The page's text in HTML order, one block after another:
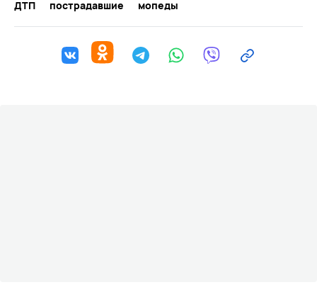
ДТП пострадавшие мопеды